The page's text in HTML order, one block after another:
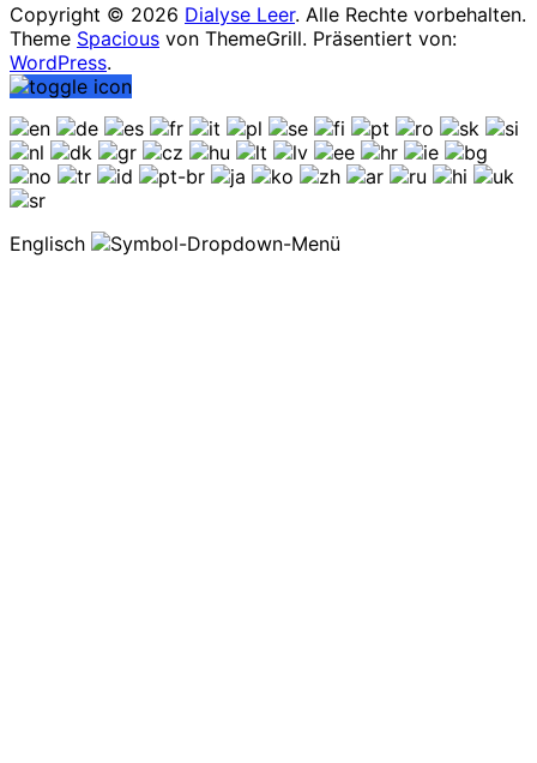
Copyright © 2026 Dialyse Leer. Alle Rechte vorbehalten.
Theme Spacious von ThemeGrill. Präsentiert von:
WordPress.
Englisch